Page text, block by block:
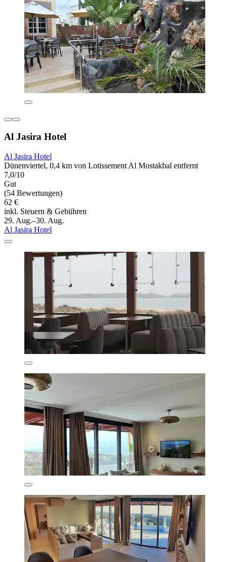
Al Jasira Hotel
Al Jasira Hotel
Dünenviertel, 0,4 km von Lotissement Al Mostakbal entfernt
7,0/10
Gut
(54 Bewertungen)
62 €
inkl. Steuern & Gebühren
29. Aug.–30. Aug.
Al Jasira Hotel